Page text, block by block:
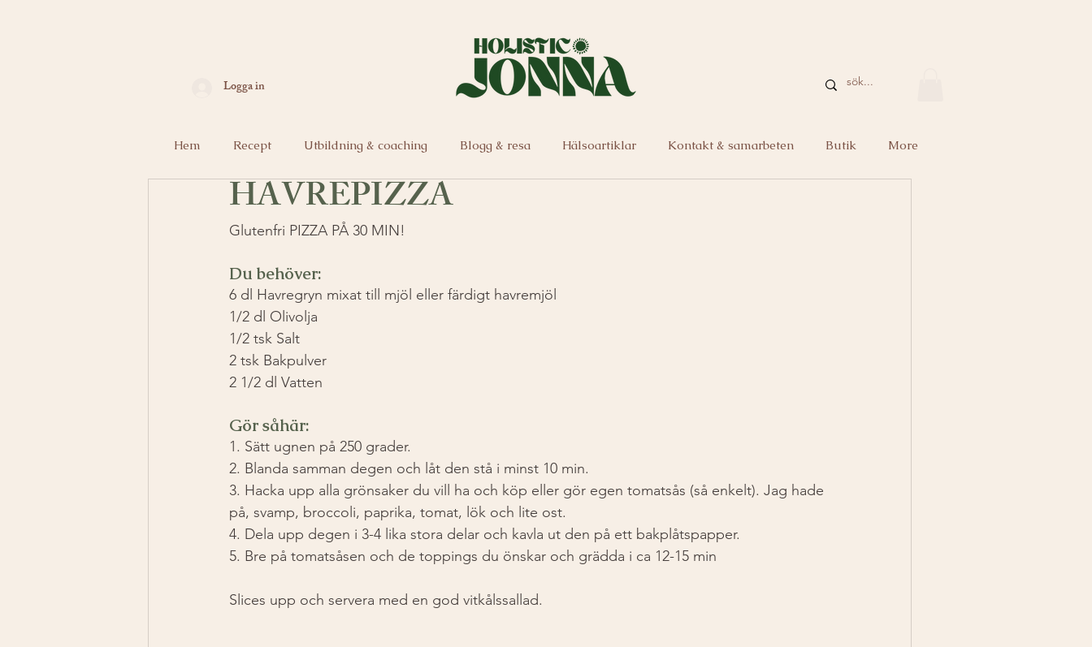
Logga in
Hem Recept Utbildning & coaching Blogg & resa Hälsoartiklar Kontakt & samarbeten Butik More
HAVREPIZZA
Glutenfri PIZZA PÅ 30 MIN!
Du behöver:
6 dl Havregryn mixat till mjöl eller färdigt havremjöl
1/2 dl Olivolja
1/2 tsk Salt
2 tsk Bakpulver
2 1/2 dl Vatten
Gör såhär:
1️. Sätt ugnen på 250 grader.
2️. Blanda samman degen och låt den stå i minst 10 min.
3️. Hacka upp alla grönsaker du vill ha och köp eller gör egen tomatsås (så enkelt). Jag hade
på, svamp, broccoli, paprika, tomat, lök och lite ost.
4️. Dela upp degen i 3-4 lika stora delar och kavla ut den på ett bakplåtspapper.
5️. Bre på tomatsåsen och de toppings du önskar och grädda i ca 12-15 min
Slices upp och servera med en god vitkålssallad.